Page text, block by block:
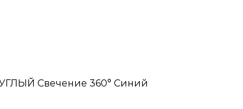
Свечение 360° Синий